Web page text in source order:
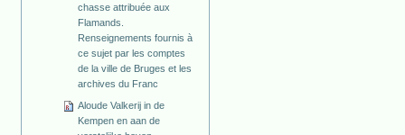
chasse attribuée aux
Flamands.
Renseignements fournis à
ce sujet par les comptes
de la ville de Bruges et les
archives du Franc
Aloude Valkerij in de
Kempen en aan de